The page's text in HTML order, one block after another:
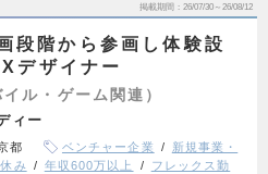
掲載期間 26/07/30～26/08/12
段階から参画し体験設
デザイナー
ル・ゲーム関連）
ィー
都 ベンチャー企業
新規事業・
み 年収600万以上
フレックス勤